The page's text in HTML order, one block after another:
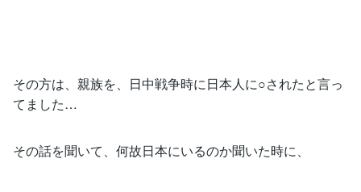
その方は、親族を、日中戦争時に日本人に○されたと言っ
てました…
その話を聞いて、何故日本にいるのか聞いた時に、